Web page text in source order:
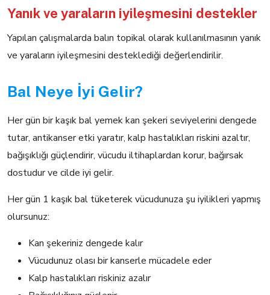
Yanık ve yaraların iyileşmesini destekler
Yapılan çalışmalarda balın topikal olarak kullanılmasının yanık
ve yaraların iyileşmesini desteklediği değerlendirilir.
Bal Neye İyi Gelir?
Her gün bir kaşık bal yemek kan şekeri seviyelerini dengede
tutar, antikanser etki yaratır, kalp hastalıkları riskini azaltır,
bağışıklığı güçlendirir, vücudu iltihaplardan korur, bağırsak
dostudur ve cilde iyi gelir.
Her gün 1 kaşık bal tüketerek vücudunuza şu iyilikleri yapmış
olursunuz:
Kan şekeriniz dengede kalır
Vücudunuz olası bir kanserle mücadele eder
Kalp hastalıkları riskiniz azalır